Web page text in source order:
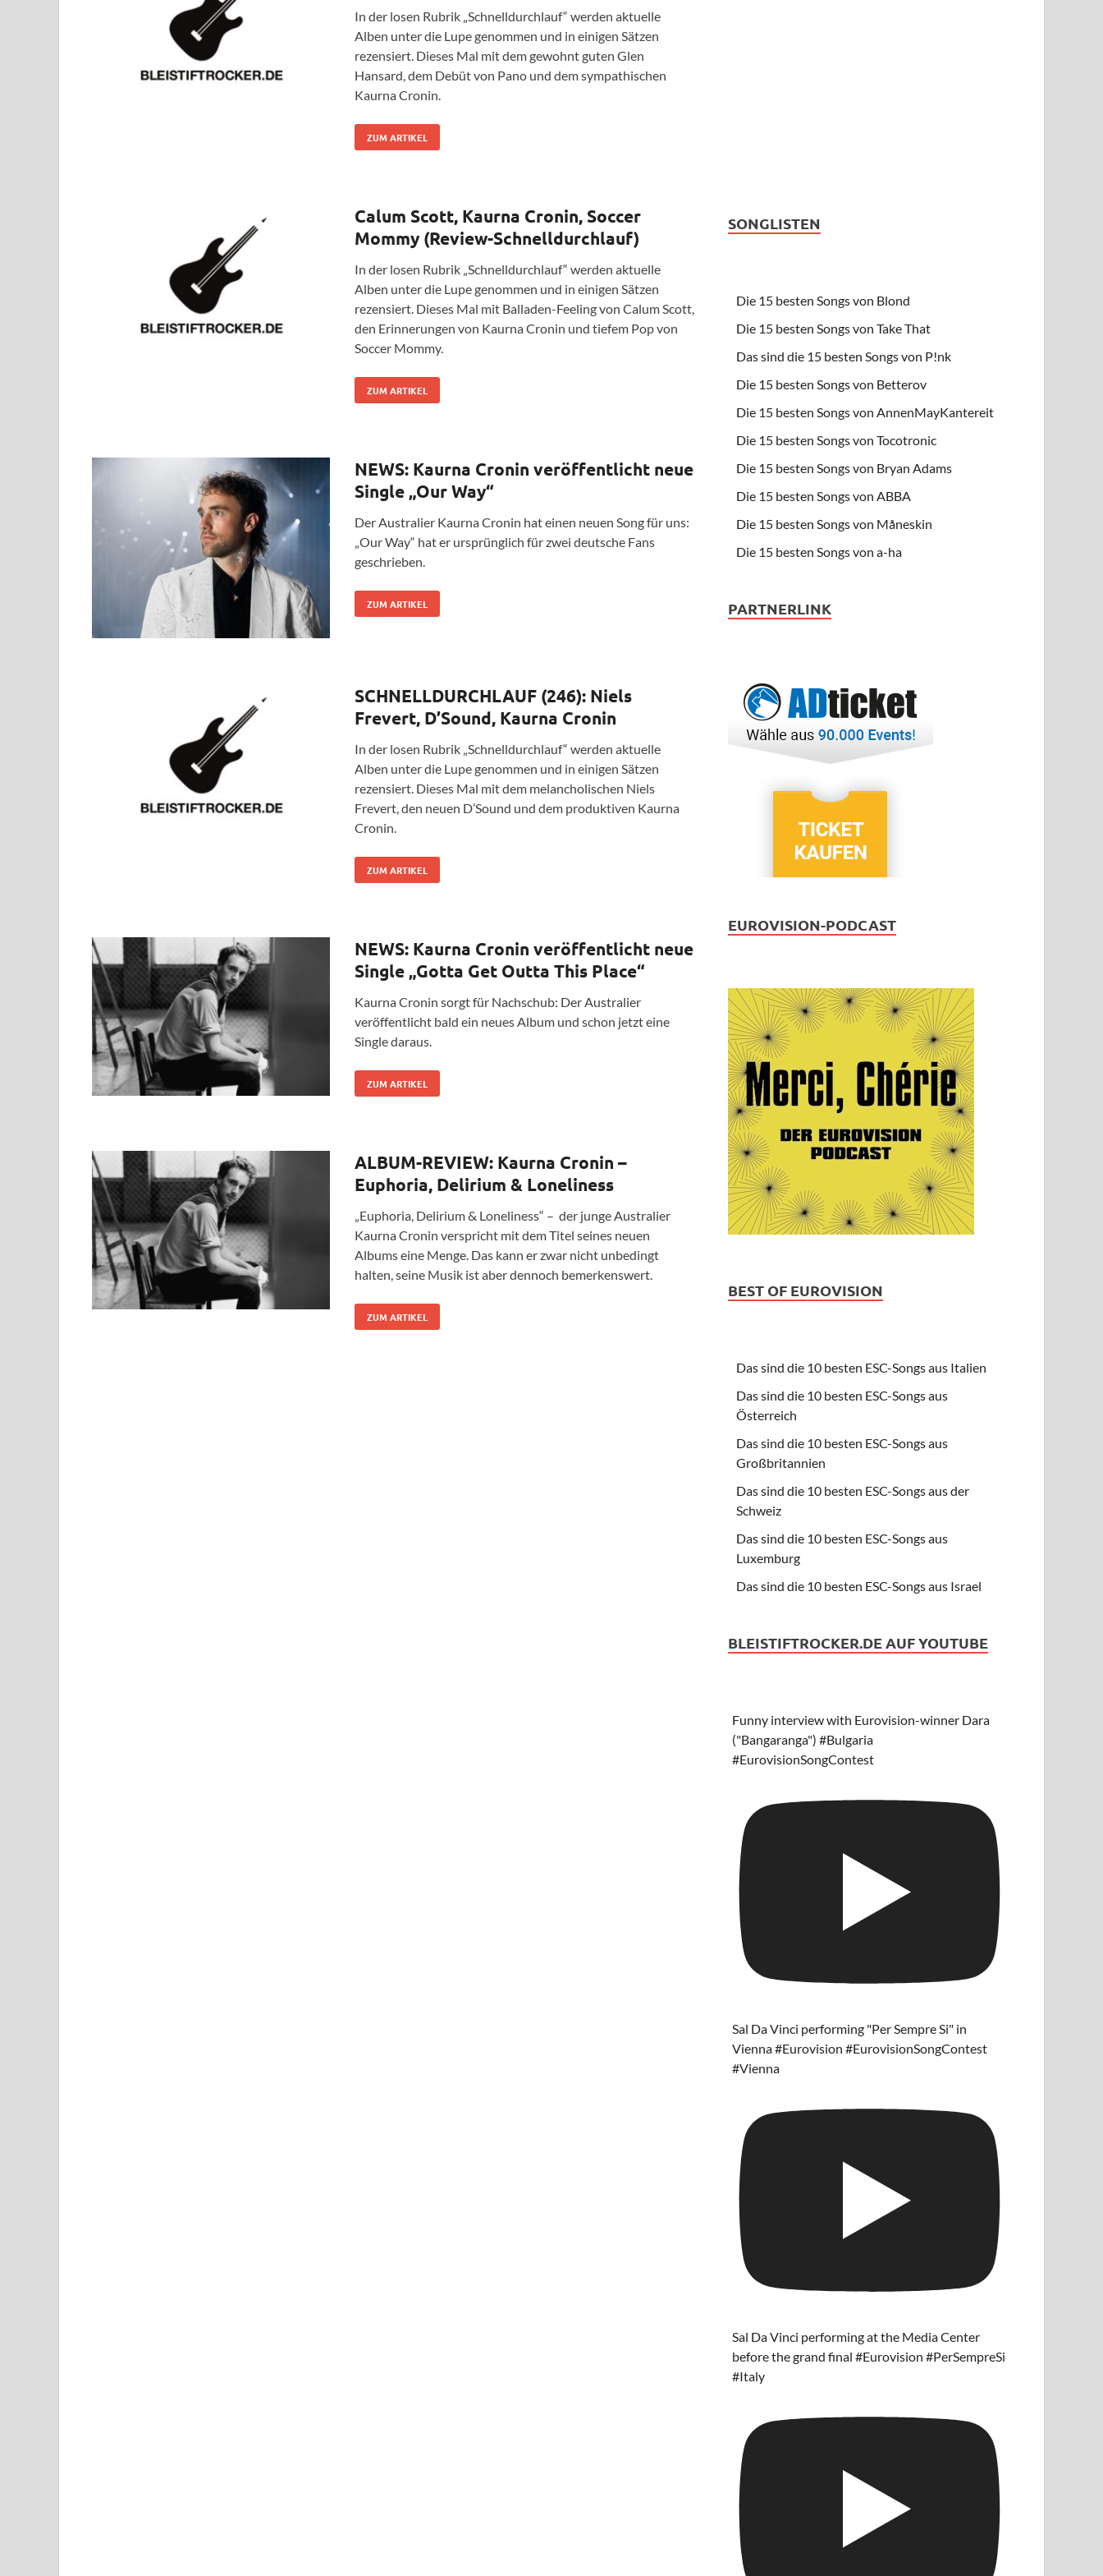
In der losen Rubrik „Schnelldurchlauf“ werden aktuelle
Alben unter die Lupe genommen und in einigen Sätzen
rezensiert. Dieses Mal mit dem gewohnt guten Glen
Hansard, dem Debüt von Pano und dem sympathischen
Kaurna Cronin.
ZUM ARTIKEL
Calum Scott, Kaurna Cronin, Soccer
Mommy (Review-Schnelldurchlauf)
In der losen Rubrik „Schnelldurchlauf“ werden aktuelle
Alben unter die Lupe genommen und in einigen Sätzen
rezensiert. Dieses Mal mit Balladen-Feeling von Calum Scott,
den Erinnerungen von Kaurna Cronin und tiefem Pop von
Soccer Mommy.
ZUM ARTIKEL
NEWS: Kaurna Cronin veröffentlicht neue
Single „Our Way“
Der Australier Kaurna Cronin hat einen neuen Song für uns:
„Our Way“ hat er ursprünglich für zwei deutsche Fans
geschrieben.
ZUM ARTIKEL
SCHNELLDURCHLAUF (246): Niels
Frevert, D’Sound, Kaurna Cronin
In der losen Rubrik „Schnelldurchlauf“ werden aktuelle
Alben unter die Lupe genommen und in einigen Sätzen
rezensiert. Dieses Mal mit dem melancholischen Niels
Frevert, den neuen D’Sound und dem produktiven Kaurna
Cronin.
ZUM ARTIKEL
NEWS: Kaurna Cronin veröffentlicht neue
Single „Gotta Get Outta This Place“
Kaurna Cronin sorgt für Nachschub: Der Australier
veröffentlicht bald ein neues Album und schon jetzt eine
Single daraus.
ZUM ARTIKEL
ALBUM-REVIEW: Kaurna Cronin –
Euphoria, Delirium & Loneliness
„Euphoria, Delirium & Loneliness“ – der junge Australier
Kaurna Cronin verspricht mit dem Titel seines neuen
Albums eine Menge. Das kann er zwar nicht unbedingt
halten, seine Musik ist aber dennoch bemerkenswert.
ZUM ARTIKEL
SONGLISTEN
Die 15 besten Songs von Blond
Die 15 besten Songs von Take That
Das sind die 15 besten Songs von P!nk
Die 15 besten Songs von Betterov
Die 15 besten Songs von AnnenMayKantereit
Die 15 besten Songs von Tocotronic
Die 15 besten Songs von Bryan Adams
Die 15 besten Songs von ABBA
Die 15 besten Songs von Måneskin
Die 15 besten Songs von a-ha
PARTNERLINK
EUROVISION-PODCAST
BEST OF EUROVISION
Das sind die 10 besten ESC-Songs aus Italien
Das sind die 10 besten ESC-Songs aus
Österreich
Das sind die 10 besten ESC-Songs aus
Großbritannien
Das sind die 10 besten ESC-Songs aus der
Schweiz
Das sind die 10 besten ESC-Songs aus
Luxemburg
Das sind die 10 besten ESC-Songs aus Israel
BLEISTIFTROCKER.DE AUF YOUTUBE
Funny interview with Eurovision-winner Dara
("Bangaranga") #Bulgaria
#EurovisionSongContest
Sal Da Vinci performing "Per Sempre Si" in
Vienna #Eurovision #EurovisionSongContest
#Vienna
Sal Da Vinci performing at the Media Center
before the grand final #Eurovision #PerSempreSi
#Italy